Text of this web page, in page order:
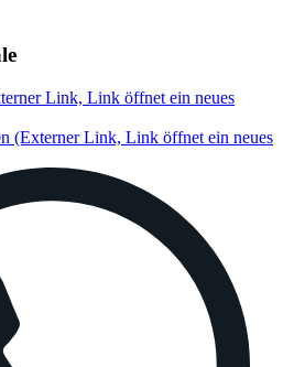
Link, Link öffnet ein neues
(Externer Link, Link öffnet ein neues